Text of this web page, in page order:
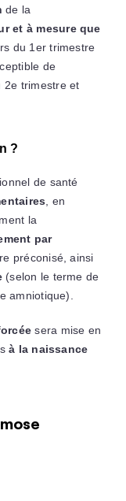
de la
et à mesure que
du 1er trimestre
de
2e trimestre et
?
de santé
, en
la
par
préconisé, ainsi
(selon le terme de
amniotique).
sera mise en
à la naissance